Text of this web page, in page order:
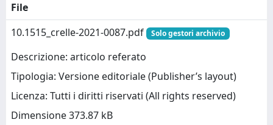
File
10.1515_crelle-2021-0087.pdf
Solo gestori archivio
Descrizione: articolo referato
Tipologia: Versione editoriale (Publisher’s layout)
Licenza: Tutti i diritti riservati (All rights reserved)
Dimensione 373.87 kB